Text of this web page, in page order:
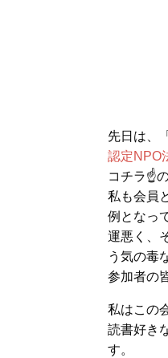
先日は、
認定
コチラ☝
私も会員
例となっ
運悪く、
う気の毒
参加者の
私はこの
読書好き
す。